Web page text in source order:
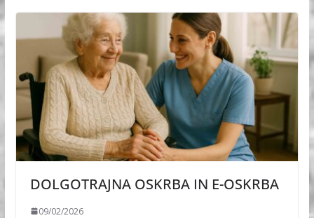
DOLGOTRAJNA OSKRBA IN E-OSKRBA
09/02/2026